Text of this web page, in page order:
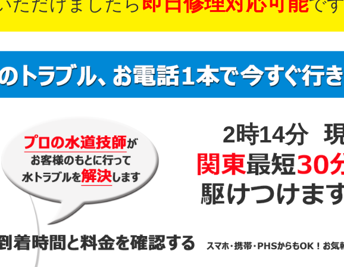
2時14分